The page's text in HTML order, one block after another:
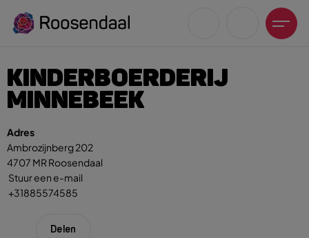
Zoeksuggesties
UITagenda
Wandelen
Winkeltijden en koopzondagen
KINDERBOERDERIJ
MINNEBEEK
Adres
Ambrozijnberg 202
4707 MR Roosendaal
Stuur een e-mail
+31885574585
Delen